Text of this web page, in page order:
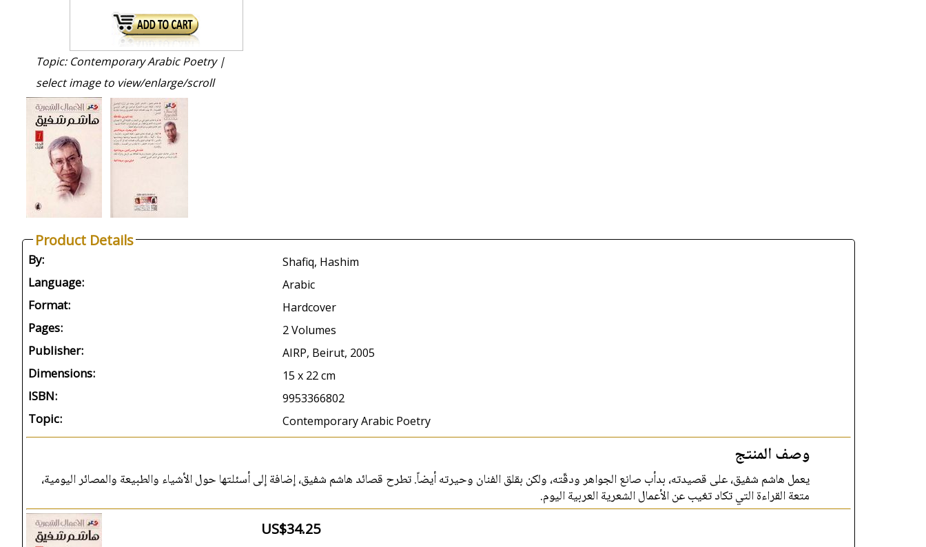
Topic: Contemporary Arabic Poetry |
select image to view/enlarge/scroll
Product Details
By: Shafiq, Hashim
Language: Arabic
Format: Hardcover
Pages: 2 Volumes
Publisher: AIRP, Beirut, 2005
Dimensions: 15 x 22 cm
ISBN: 9953366802
Topic: Contemporary Arabic Poetry
وصف المنتج
يعمل هاشم شفيق، على قصيدته، بدأب صانع الجواهر ودقّته، ولكن بقلق الفنان وحيرته أيضاً. تطرح قصائد هاشم شفيق، إضافة إلى أسئلتها حول الأشياء والطبيعة والمصائر اليومية،
متعة القراءة التي تكاد تغيب عن الأعمال الشعرية العربية اليوم.
US$34.25